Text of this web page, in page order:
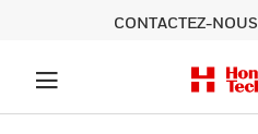
CONTACTEZ-NOUS